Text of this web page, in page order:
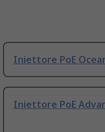
Iniettore PoE
Iniettore PoE